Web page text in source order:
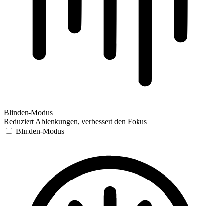
Blinden-Modus
Reduziert Ablenkungen, verbessert den Fokus
Blinden-Modus